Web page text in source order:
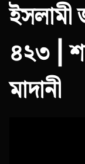
ইসলামী
৪২৩ |
মাদানী